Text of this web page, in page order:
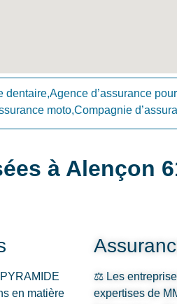
dentaire,Agence d’assurance
moto,Compagnie
à Alençon
en matière
⚖️ Les
expertises de